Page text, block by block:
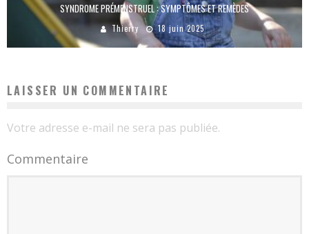
SYNDROME PRÉMENSTRUEL : SYMPTÔMES ET REMÈDES
Thierry 18 juin 2025
LAISSER UN COMMENTAIRE
Votre adresse e-mail ne sera pas publiée.
Commentaire